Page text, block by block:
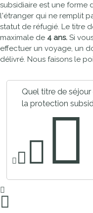
subsidiaire est une forme
l'étranger qui ne remplit
statut de réfugié. Le titre
maximale de 4 ans. Si
effectuer un voyage, un
délivré. Nous faisons le
Quel titre de
la protection